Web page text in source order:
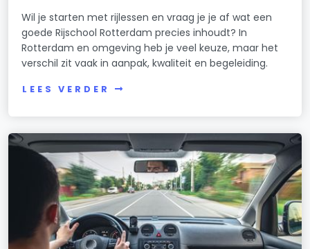
Wil je starten met rijlessen en vraag je je af wat een
goede Rijschool Rotterdam precies inhoudt? In
Rotterdam en omgeving heb je veel keuze, maar het
verschil zit vaak in aanpak, kwaliteit en begeleiding.
LEES VERDER